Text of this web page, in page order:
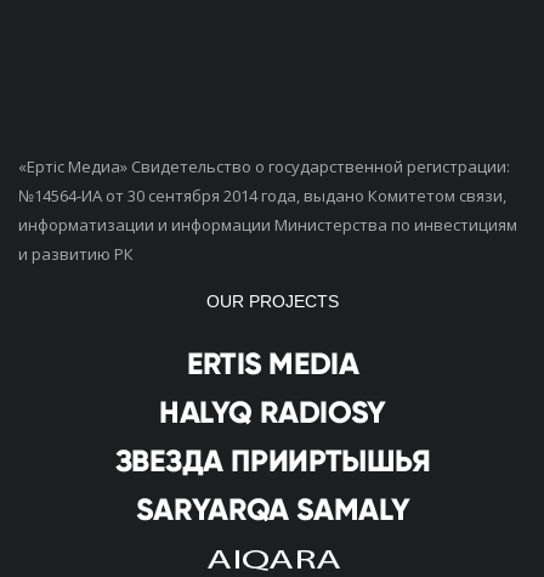
«Ертiс Медиа» Свидетельство о государственной регистрации:
№14564-ИА от 30 сентября 2014 года, выдано Комитетом связи,
информатизации и информации Министерства по инвестициям
и развитию РК
OUR PROJECTS